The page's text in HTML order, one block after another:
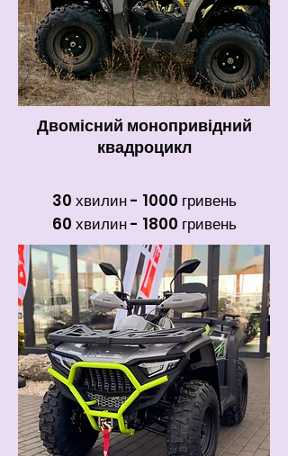
Двомісний монопривідний
квадроцикл
30 хвилин - 1000 гривень
60 хвилин - 1800 гривень